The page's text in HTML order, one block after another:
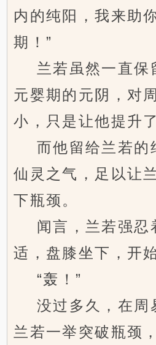
内的纯阳，我来助
期！”
兰若虽然一直保
元婴期的元阴，对
小，只是让他提升
而他留给兰若的
仙灵之气，足以让
下瓶颈。
闻言，兰若强忍
适，盘膝坐下，开
“轰！”
没过多久，在周
兰若一举突破瓶颈